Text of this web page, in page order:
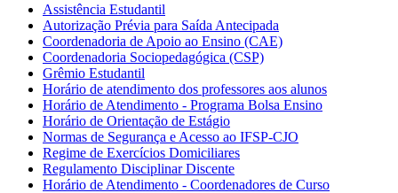
Assistência Estudantil
Autorização Prévia para Saída Antecipada
Coordenadoria de Apoio ao Ensino (CAE)
Coordenadoria Sociopedagógica (CSP)
Grêmio Estudantil
Horário de atendimento dos professores aos alunos
Horário de Atendimento - Programa Bolsa Ensino
Horário de Orientação de Estágio
Normas de Segurança e Acesso ao IFSP-CJO
Regime de Exercícios Domiciliares
Regulamento Disciplinar Discente
Horário de Atendimento - Coordenadores de Curso